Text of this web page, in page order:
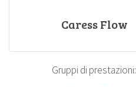
Caress Flow
Gruppi di prestazioni: